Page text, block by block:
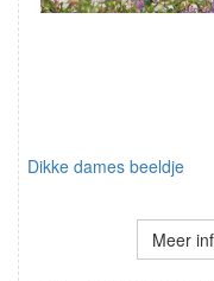
Dikke dames beeldje
Meer